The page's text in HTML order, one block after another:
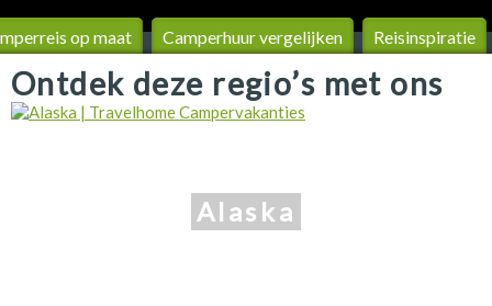
op maat Camperhuur vergelijken Reisinspiratie
Ontdek deze regio’s met ons
Alaska